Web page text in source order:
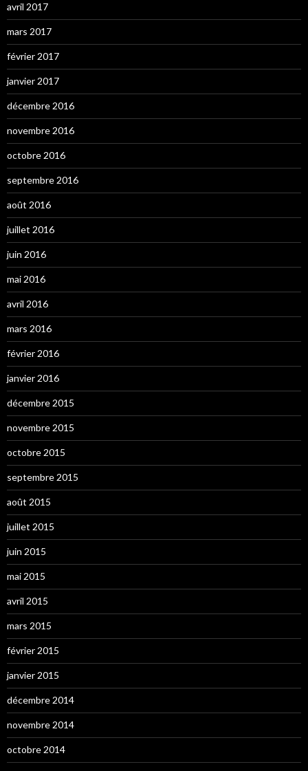
avril 2017
mars 2017
février 2017
janvier 2017
décembre 2016
novembre 2016
octobre 2016
septembre 2016
août 2016
juillet 2016
juin 2016
mai 2016
avril 2016
mars 2016
février 2016
janvier 2016
décembre 2015
novembre 2015
octobre 2015
septembre 2015
août 2015
juillet 2015
juin 2015
mai 2015
avril 2015
mars 2015
février 2015
janvier 2015
décembre 2014
novembre 2014
octobre 2014